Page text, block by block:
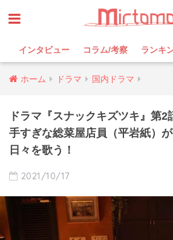
インタビュー コラム/考察 ランキ
ホーム ドラマ 国内ドラマ
ドラマ『スナックキズツキ』第
手すぎな総菜屋店員（平岩紙）
日々を歌う！
2021/10/17